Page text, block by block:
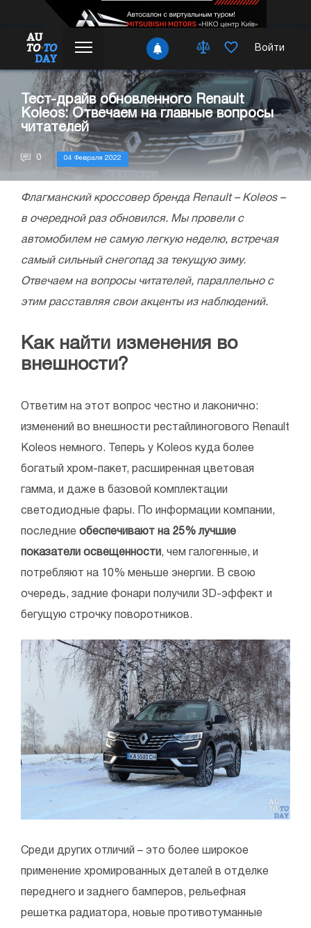
Войти
Тест-драйв обновленного Renault
Koleos: Отвечаем на главные вопросы
читателей
0 04 Февраля 2022
Флагманский кроссовер бренда Renault– Koleos –
в очередной раз обновился. Мы провели с
автомобилем не самую легкую неделю, встречая
самый сильный снегопад за текущую зиму.
Отвечаем на вопросы читателей, параллельно с
этим расставляя свои акценты из наблюдений.
Как найти изменения во
внешности?
Ответим на этот вопрос честно и лаконично:
изменений во внешности рестайлиногового Renault
Koleos немного. Теперь у Koleos куда более
богатый хром-пакет, расширенная цветовая
гамма, и даже в базовой комплектации
светодиодные фары. По информации компании,
последние обеспечивают на 25% лучшие
показатели освещенности , чем галогенные, и
потребляют на 10% меньше энергии. В свою
очередь, задние фонари получили 3D-эффект и
бегущую строчку поворотников.
Среди других отличий – это более широкое
применение хромированных деталей в отделке
переднего и заднего бамперов, рельефная
решетка радиатора, новые противотуманные